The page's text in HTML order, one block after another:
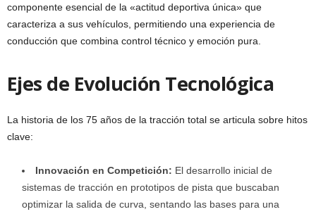
componente esencial de la «actitud deportiva única» que
caracteriza a sus vehículos, permitiendo una experiencia de
conducción que combina control técnico y emoción pura.
Ejes de Evolución Tecnológica
La historia de los 75 años de la tracción total se articula sobre hitos
clave:
Innovación en Competición: El desarrollo inicial de
sistemas de tracción en prototipos de pista que buscaban
optimizar la salida de curva, sentando las bases para una